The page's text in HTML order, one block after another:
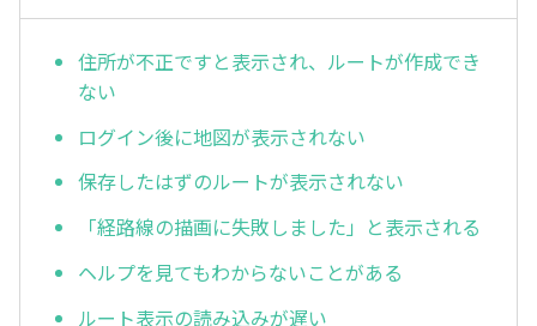
住所が不正ですと表示され、ルートが作成でき
ない
ログイン後に地図が表示されない
保存したはずのルートが表示されない
「経路線の描画に失敗しました」と表示される
ヘルプを見てもわからないことがある
ルート表示の読み込みが遅い